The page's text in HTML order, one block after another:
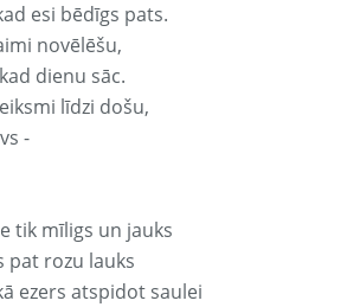
esi bēdīgs pats.
novēlēšu,
dienu sāc.
līdzi došu,
-
tik mīligs un jauks
pat rozu lauks
ezers atspidot saulei